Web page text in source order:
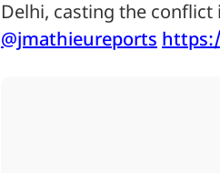
Delhi, casting the conflict
@jmathieureports